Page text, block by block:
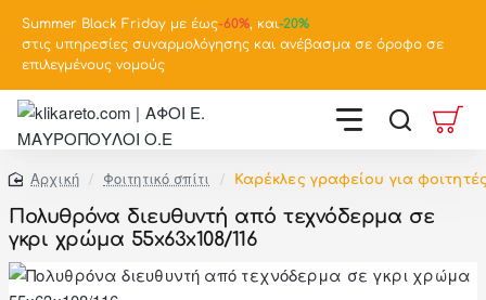
Summer Black Friday με έως-60%, και-20%
στις υπηρεσίες συναρμολόγησης και ανέβασμα σε όροφο σε
επιλεγμένους νομούς
home
Φοιτητικό σπίτι Καρέκλες γραφείου για
Πολυθρόνα διευθυντή από τεχνόδερμα σε
γκρι χρώμα 55x63x108/116